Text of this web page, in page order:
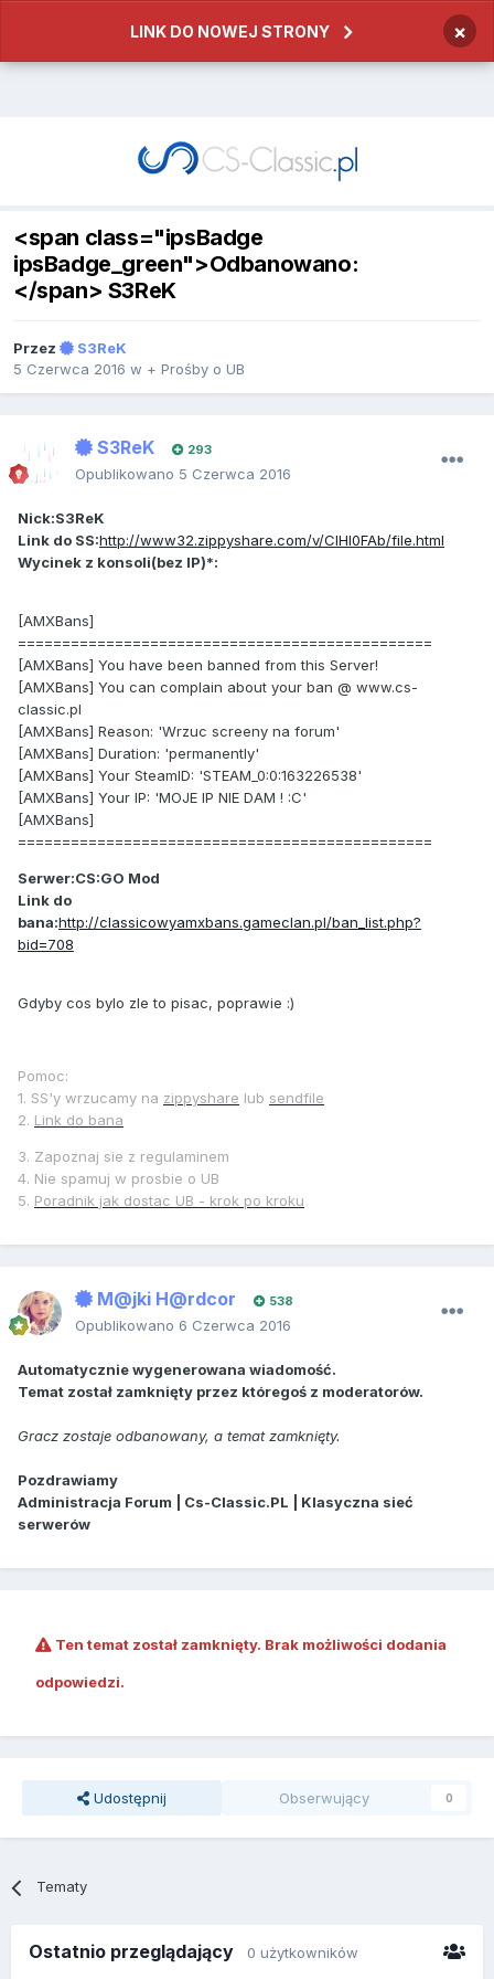
LINK DO NOWEJ STRONY ×
<span class="ipsBadge
ipsBadge_green">Odbanowano:
</span> S3ReK
Przez
S3ReK
5 Czerwca 2016 w + Prośby o UB
S3ReK 293
Opublikowano 5 Czerwca 2016
Nick:S3ReK
Link do SS:http://www32.zippyshare.com/v/ClHI0FAb/file.html
Wycinek z konsoli(bez IP)*:
[AMXBans]
===============================================
[AMXBans] You have been banned from this Server!
[AMXBans] You can complain about your ban @ www.cs-
classic.pl
[AMXBans] Reason: 'Wrzuc screeny na forum'
[AMXBans] Duration: 'permanently'
[AMXBans] Your SteamID: 'STEAM_0:0:163226538'
[AMXBans] Your IP: 'MOJE IP NIE DAM ! :C'
[AMXBans]
===============================================
Serwer:CS:GO Mod
Link do
bana:http://classicowyamxbans.gameclan.pl/ban_list.php?
bid=708
Gdyby cos bylo zle to pisac, poprawie :)
Pomoc:
1. SS'y wrzucamy na zippyshare lub sendfile
2. Link do bana
3. Zapoznaj sie z regulaminem
4. Nie spamuj w prosbie o UB
5. Poradnik jak dostac UB - krok po kroku
M@jki H@rdcor 538
Opublikowano 6 Czerwca 2016
Automatycznie wygenerowana wiadomość.
Temat został zamknięty przez któregoś z moderatorów.
Gracz zostaje odbanowany, a temat zamknięty.
Pozdrawiamy
Administracja Forum | Cs-Classic.PL | Klasyczna sieć
serwerów
Ten temat został zamknięty. Brak możliwości dodania
odpowiedzi.
Udostępnij Obserwujący 0
Tematy
Ostatnio przeglądający 0 użytkowników